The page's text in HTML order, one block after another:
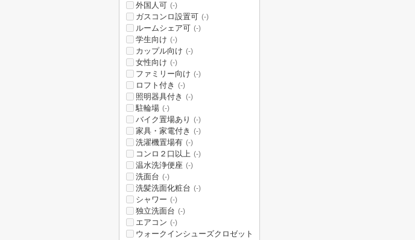
外国人可 (-)
ガスコンロ設置可 (-)
ルームシェア可 (-)
学生向け (-)
カップル向け (-)
女性向け (-)
ファミリー向け (-)
ロフト付き (-)
照明器具付き (-)
駐輪場 (-)
バイク置場あり (-)
家具・家電付き (-)
洗濯機置場有 (-)
コンロ２口以上 (-)
温水洗浄便座 (-)
洗面台 (-)
洗髪洗面化粧台 (-)
シャワー (-)
独立洗面台 (-)
エアコン (-)
ウォークインシューズクロゼット